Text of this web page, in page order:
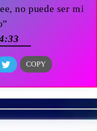
no puede ser mi